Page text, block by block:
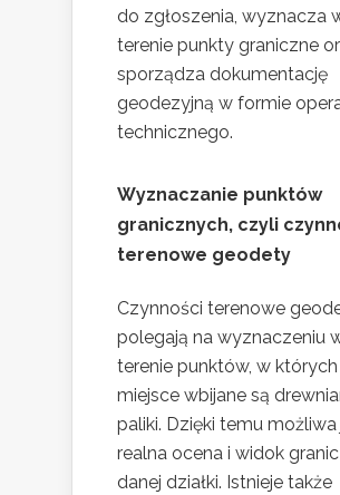
do zgłoszenia, wyznacza
terenie punkty graniczne
sporządza dokumentację
geodezyjną w formie
technicznego.
Wyznaczanie punktów
granicznych, czyli
terenowe geodety
Czynności terenowe
polegają na wyznaczeniu
terenie punktów, w których
miejsce wbijane są
paliki. Dzięki temu
realna ocena i widok granic
danej działki. Istnieje także